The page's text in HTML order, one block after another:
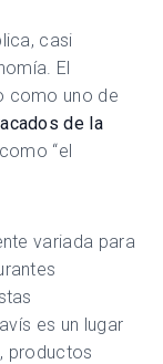
casi
El
como uno de
de la
“el
variada para
es un lugar
productos